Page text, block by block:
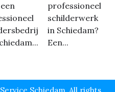
professioneel
schilderwerk
in Schiedam?
Een...